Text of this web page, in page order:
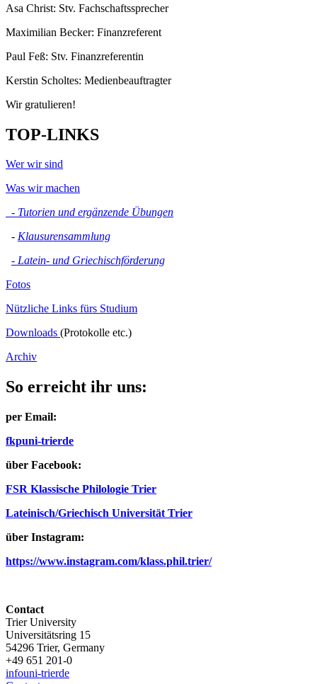
Asa Christ: Stv. Fachschaftssprecher
Maximilian Becker: Finanzreferent
Paul Feß: Stv. Finanzreferentin
Kerstin Scholtes: Medienbeauftragter
Wir gratulieren!
TOP-LINKS
Wer wir sind
Was wir machen
- Tutorien und ergänzende Übungen
- Klausurensammlung
- Latein- und Griechischförderung
Fotos
Nützliche Links fürs Studium
Downloads (Protokolle etc.)
Archiv
So erreicht ihr uns:
per Email:
fkpuni-trierde
über Facebook:
FSR Klassische Philologie Trier
Lateinisch/Griechisch Universität Trier
über Instagram:
https://www.instagram.com/klass.phil.trier/
Contact
Trier University
Universitätsring 15
54296 Trier, Germany
+49 651 201-0
infouni-trierde